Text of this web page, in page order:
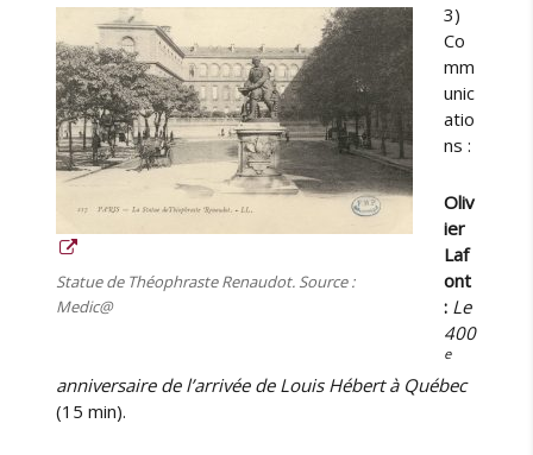
r
t
s
o
f
m
e
c
a
Statue de Théophraste Renaudot. Source :
Medic@
3)
Co
mm
unic
atio
ns :
Oliv
ier
Laf
ont
: Le
400
e
anniversaire de l’arrivée de Louis Hébert à Québec
(15 min).